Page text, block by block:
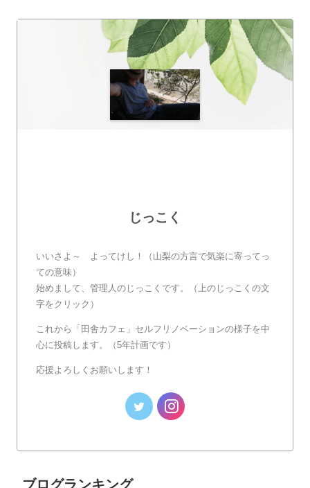
じっこく
いいさよ～ よってけし！（山梨の方言で気楽に寄ってっ
ての意味）
始めまして、管理人のじっこくです。（上のじっこくの文
字をクリック）
これから「田舎カフェ」セルフリノベーションの様子を中
心に投稿します。（5年計画です）
応援よろしくお願いします！
ブログランキング